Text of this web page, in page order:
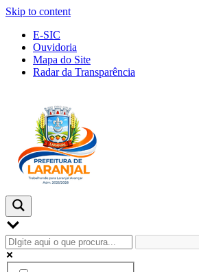
Skip to content
E-SIC
Ouvidoria
Mapa do Site
Radar da Transparência